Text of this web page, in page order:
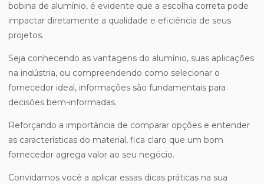
bobina de alumínio, é evidente que a escolha correta pode
impactar diretamente a qualidade e eficiência de seus
projetos.
Seja conhecendo as vantagens do alumínio, suas aplicações
na indústria, ou compreendendo como selecionar o
fornecedor ideal, informações são fundamentais para
decisões bem-informadas.
Reforçando a importância de comparar opções e entender
as características do material, fica claro que um bom
fornecedor agrega valor ao seu negócio.
Convidamos você a aplicar essas dicas práticas na sua